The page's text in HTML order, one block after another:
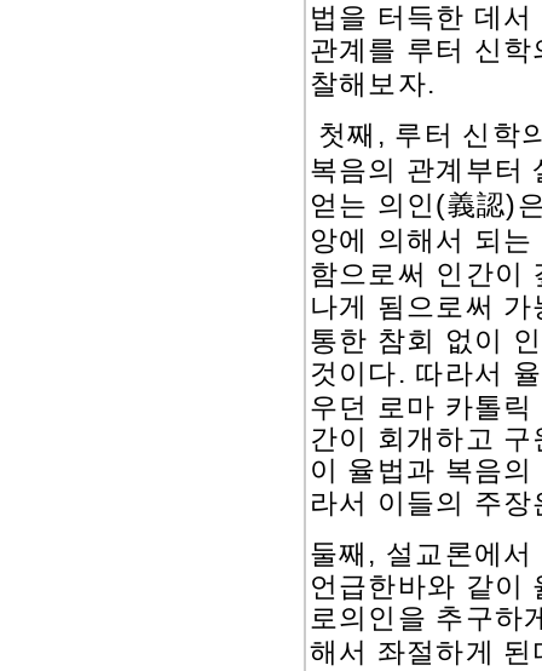
법을 터득한 데
관계를 루터 신
찰해보자.
첫째 , 루터 신학
복음의 관계부터
얻는 의인 (義認)
앙에 의해서 되
함으로써 인간이
나게 됨으로써
통한 참회 없이
것이다. 따라서
우던 로마 카톨
간이 회개하고
이 율법과 복음
라서 이들의 주
둘째 , 설교론에
언급한바와 같이
로의인을 추구하
해서 좌절하게 된